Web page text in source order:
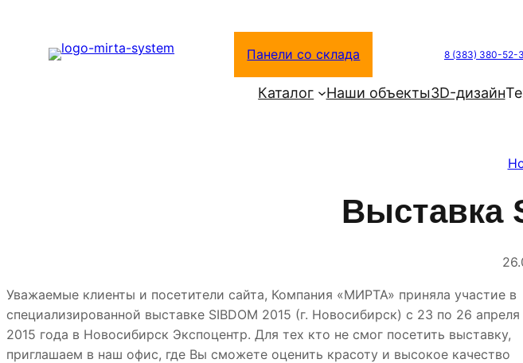
содержимому
Панели со склада 8 (383) 380-52-
Каталог Наши объекты3D-дизайн
Выставка
Уважаемые клиенты и посетители сайта, Компания «МИРТА» приняла участие в
специализированной выставке SIBDOM 2015 (г. Новосибирск) с 23 по 26 апреля
2015 года в Новосибирск Экспоцентр. Для тех кто не смог посетить выставку,
приглашаем в наш офис, где Вы сможете оценить красоту и высокое качество